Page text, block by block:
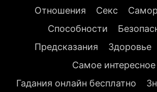
Отношения
Секс
Способности
Предсказания
Здоровье
Самое интересное
Гадания онлайн бесплатно